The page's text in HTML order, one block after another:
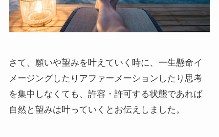
さて、願いや望みを叶えていく時に、一生懸命イ
メージングしたりアファーメーションしたり思考
を集中しなくても、許容・許可する状態であれば
自然と望みは叶っていくとお伝えしました。